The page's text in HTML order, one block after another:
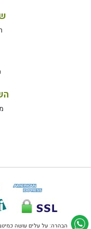
הבהרה: על עלים עושה